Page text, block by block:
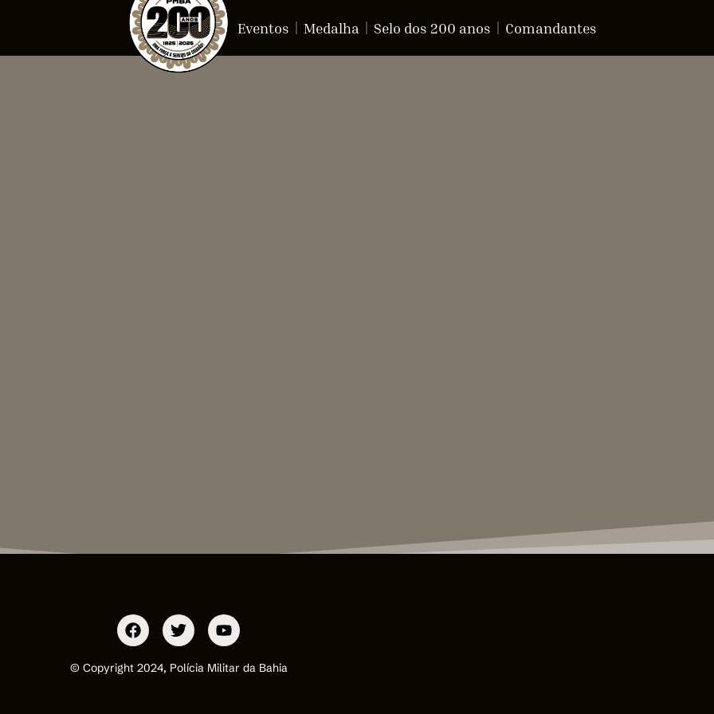
Eventos Medalha Selo dos 200 anos Comandantes
© Copyright 2024, Polícia Militar da Bahia